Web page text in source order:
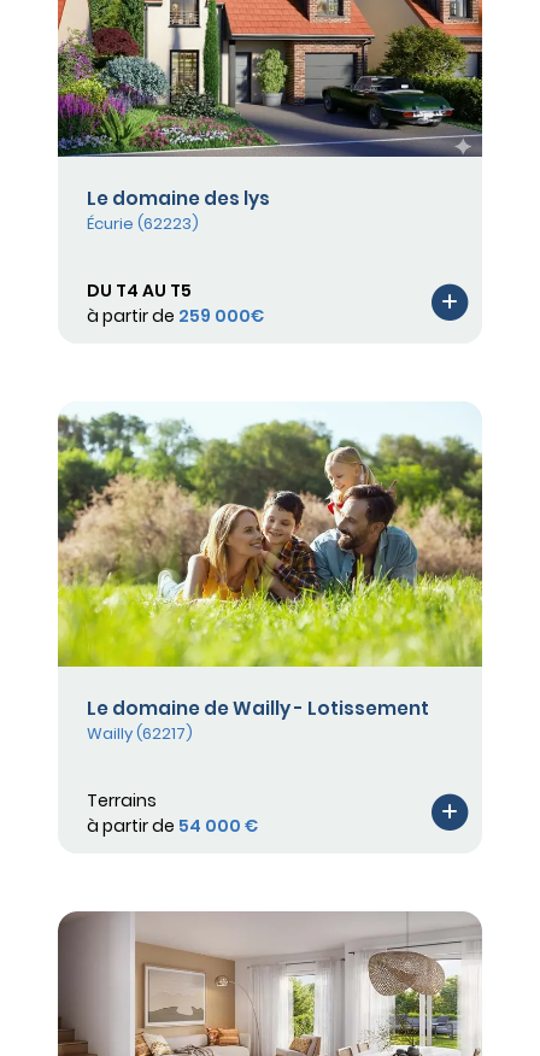
Le domaine des lys
Écurie (62223)
DU T4 AU T5
à partir de 259 000€
Le domaine de Wailly - Lotissement
Wailly (62217)
Terrains
à partir de 54 000 €